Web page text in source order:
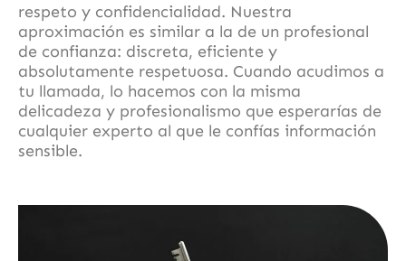
respeto y confidencialidad. Nuestra
aproximación es similar a la de un profesional
de confianza: discreta, eficiente y
absolutamente respetuosa. Cuando acudimos a
tu llamada, lo hacemos con la misma
delicadeza y profesionalismo que esperarías de
cualquier experto al que le confías información
sensible.